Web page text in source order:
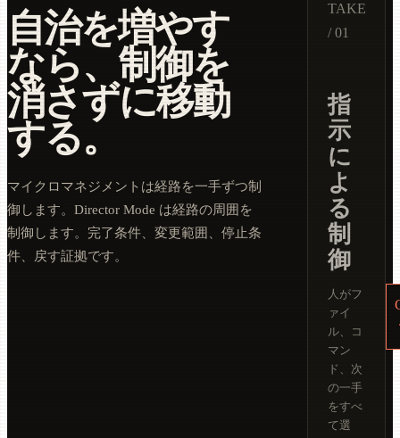
自治を増やす
なら、制御を
消さずに移動
する。
マイクロマネジメントは経路を一手ずつ制
御します。Director Mode は経路の周囲を
制御します。完了条件、変更範囲、停止条
件、戻す証拠です。
TAKE
/ 01
指
示
に
よ
る
制
御
人がフ
ァイ
ル、コ
マン
ド、次
の一手
をすべ
て選